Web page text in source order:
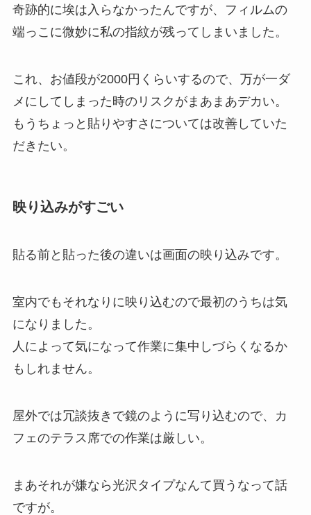
奇跡的に埃は入らなかったんですが、フィルムの
端っこに微妙に私の指紋が残ってしまいました。
これ、お値段が2000円くらいするので、万が一ダ
メにしてしまった時のリスクがまあまあデカい。
もうちょっと貼りやすさについては改善していた
だきたい。
映り込みがすごい
貼る前と貼った後の違いは画面の映り込みです。
室内でもそれなりに映り込むので最初のうちは気
になりました。
人によって気になって作業に集中しづらくなるか
もしれません。
屋外では冗談抜きで鏡のように写り込むので、カ
フェのテラス席での作業は厳しい。
まあそれが嫌なら光沢タイプなんて買うなって話
ですが。